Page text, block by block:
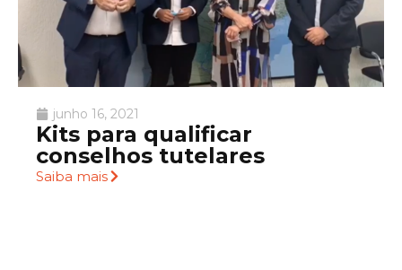
junho 16, 2021
Kits para qualificar
conselhos tutelares
Saiba mais